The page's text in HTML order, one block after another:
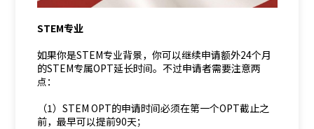
STEM专业
如果你是STEM专业背景，你可以继续申请额外24个月
的STEM专属OPT延长时间。不过申请者需要注意两
点：
（1）STEM OPT的申请时间必须在第一个OPT截止之
前，最早可以提前90天；